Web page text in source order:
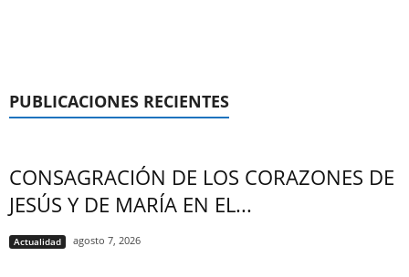
PUBLICACIONES RECIENTES
CONSAGRACIÓN DE LOS CORAZONES DE
JESÚS Y DE MARÍA EN EL...
Actualidad agosto 7, 2026